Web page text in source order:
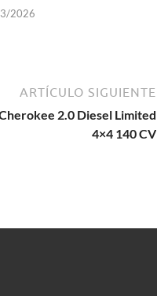
2026
ARTÍCULO SIGUIENTE
2.0 Diesel Limited
4×4 140 CV